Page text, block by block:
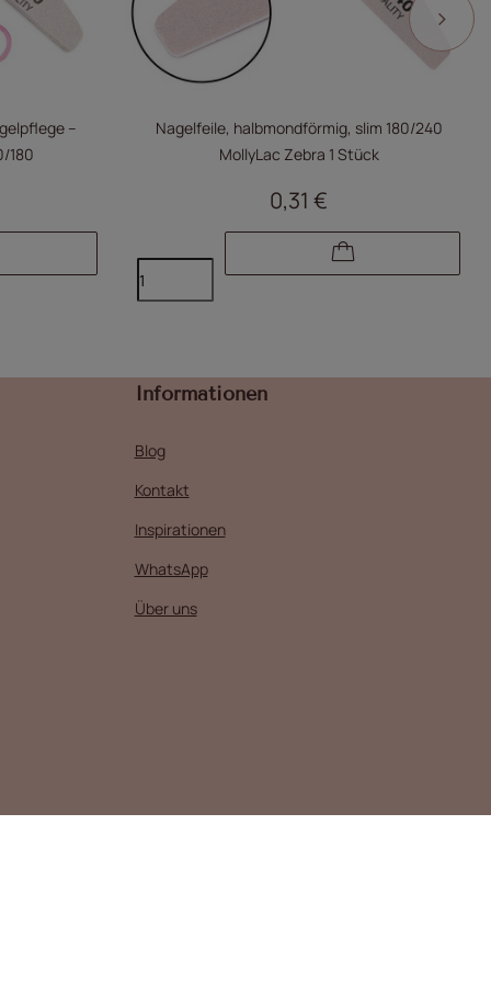
–
180
Nagelfeile, halbmondförmig, slim 180/240
MollyLac Zebra 1 Stück
0,31 €
Informationen
Blog
Kontakt
Inspirationen
WhatsApp
Über uns